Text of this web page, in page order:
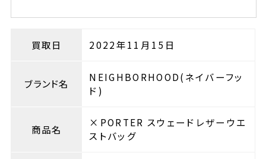
買取日 2022年11月15日
ブランド名
NEIGHBORHOOD(ネイバーフッ
ド)
商品名
×PORTER スウェードレザーウエ
ストバッグ